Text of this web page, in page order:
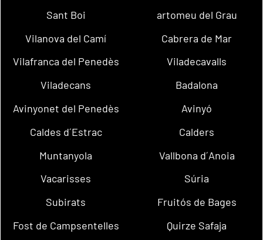
Sant Boi
artomeu del Grau
Vilanova del Camí
Cabrera de Mar
Vilafranca del Penedès
Viladecavalls
Viladecans
Badalona
Avinyonet del Penedès
Avinyó
Caldes d´Estrac
Calders
Muntanyola
Vallbona d´Anoia
Vacarisses
Súria
Subirats
Fruitós de Bages
Fost de Campsentelles
Quirze Safaja